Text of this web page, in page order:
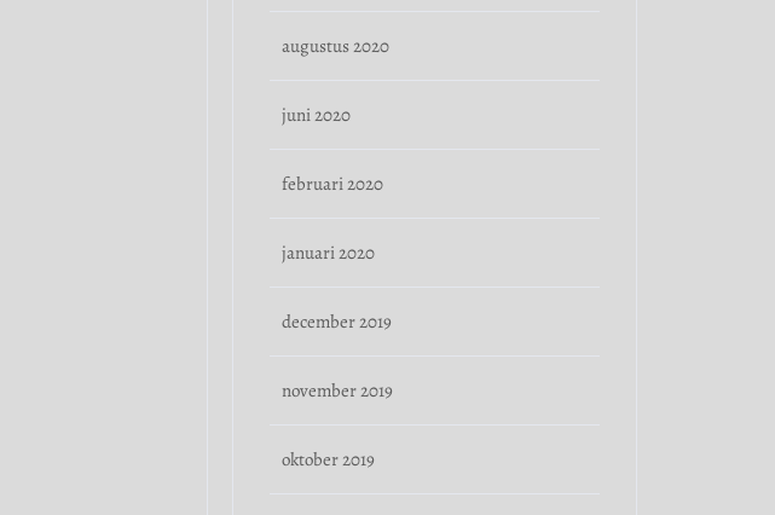
augustus 2020
juni 2020
februari 2020
januari 2020
december 2019
november 2019
oktober 2019